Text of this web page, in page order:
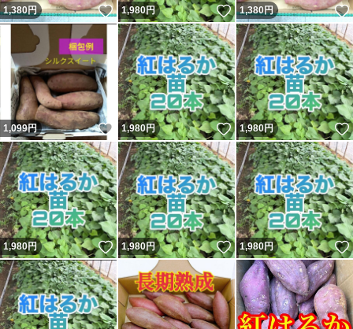
1,380円 いいね！
1,980円 いいね！
1,380円
1,099円 いいね！
1,980円 いいね！
1,980円
1,980円 いいね！
1,980円 いいね！
1,980円